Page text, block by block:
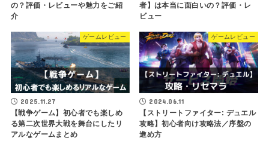
の？評価・レビューや魅力をご紹
介
者】は本当に面白いの？評価・レ
ビュー
ゲームレビュー
2025.11.27
【戦争ゲーム】初心者でも楽しめ
る第二次世界大戦を舞台にしたリ
アルなゲームまとめ
ゲームレビュー
2024.06.11
【ストリートファイター: デュエル
攻略】初心者向け攻略法／序盤の
進め方